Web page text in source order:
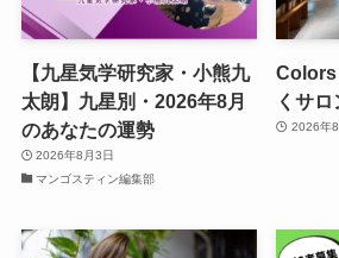
【九星気学研究家・小熊九
太朗】九星別・2026年8月
のあなたの運勢
2026年8月3日
マンゴスティン編集部
Colors
くサロ
2026年